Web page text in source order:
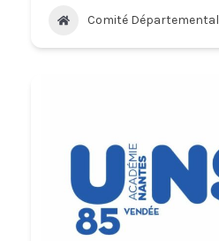
Comité Départemental